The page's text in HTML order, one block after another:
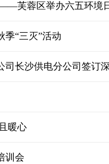
芙蓉区举办六五环境
季“三灭”活动
司长沙供电分公司签订
暖心
训会